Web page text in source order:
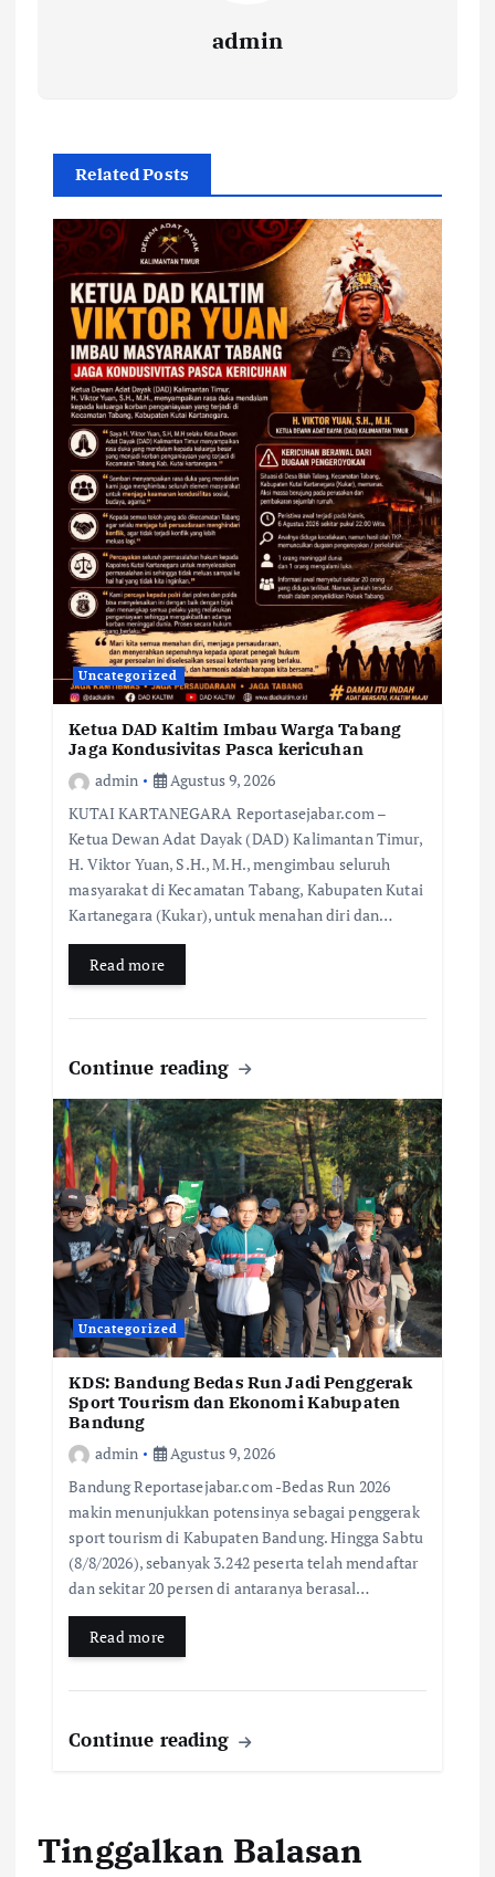
admin
Related Posts
Uncategorized
Ketua DAD Kaltim Imbau Warga Tabang
Jaga Kondusivitas Pasca kericuhan
admin
Agustus 9, 2026
KUTAI KARTANEGARA Reportasejabar.com –
Ketua Dewan Adat Dayak (DAD) Kalimantan Timur,
H. Viktor Yuan, S.H., M.H., mengimbau seluruh
masyarakat di Kecamatan Tabang, Kabupaten Kutai
Kartanegara (Kukar), untuk menahan diri dan…
Read more
Continue reading
Uncategorized
KDS: Bandung Bedas Run Jadi Penggerak
Sport Tourism dan Ekonomi Kabupaten
Bandung
admin
Agustus 9, 2026
Bandung Reportasejabar.com -Bedas Run 2026
makin menunjukkan potensinya sebagai penggerak
sport tourism di Kabupaten Bandung. Hingga Sabtu
(8/8/2026), sebanyak 3.242 peserta telah mendaftar
dan sekitar 20 persen di antaranya berasal…
Read more
Continue reading
Tinggalkan Balasan